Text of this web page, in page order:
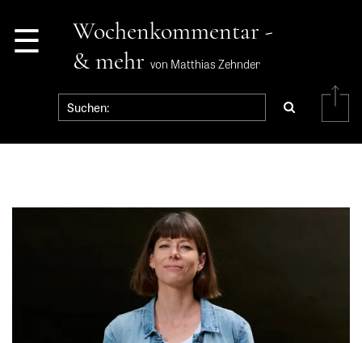
☰
Wochenkommentar -
& mehr von Matthias Zehnder